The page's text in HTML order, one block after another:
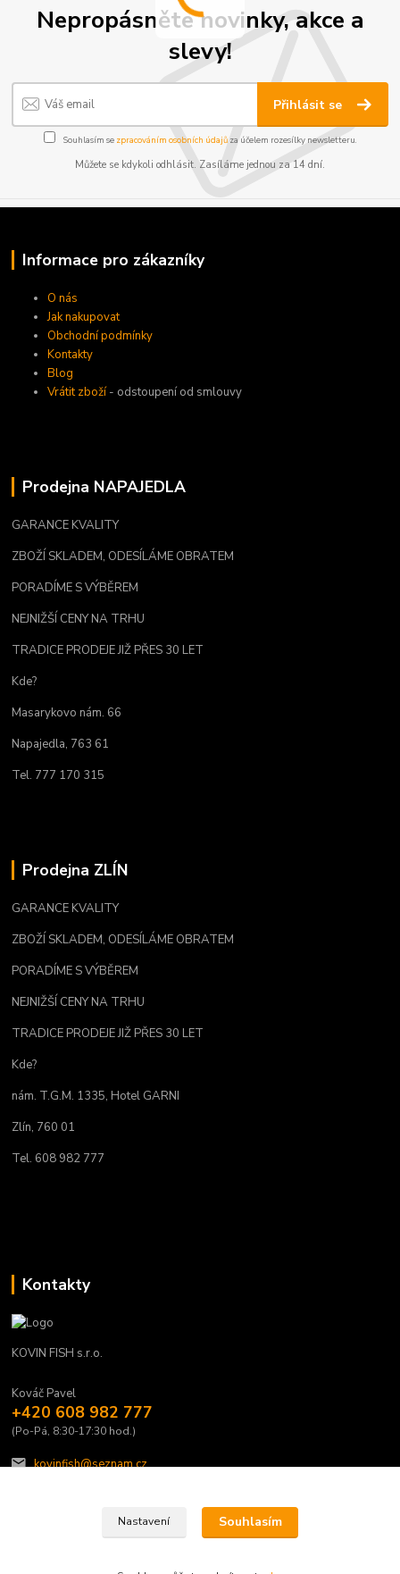
Nepropásněte novinky, akce a
slevy!
Přihlásit se
Souhlasím se zpracováním osobních údajůza účelem rozesílky newsletteru.
Můžete se kdykoli odhlásit. Zasíláme jednou za 14 dní.
Informace pro zákazníky
O nás
Jak nakupovat
Obchodní podmínky
Kontakty
Blog
Vrátit zboží- odstoupení od smlouvy
Prodejna NAPAJEDLA
GARANCE KVALITY
ZBOŽÍ SKLADEM, ODESÍLÁME OBRATEM
PORADÍME S VÝBĚREM
NEJNIŽŠÍ CENY NA TRHU
TRADICE PRODEJE JIŽ PŘES 30 LET
Kde?
Masarykovo nám. 66
Napajedla, 763 61
Tel. 777 170 315
Prodejna ZLÍN
GARANCE KVALITY
ZBOŽÍ SKLADEM, ODESÍLÁME OBRATEM
PORADÍME S VÝBĚREM
NEJNIŽŠÍ CENY NA TRHU
TRADICE PRODEJE JIŽ PŘES 30 LET
Kde?
nám. T.G.M. 1335, Hotel GARNI
Zlín, 760 01
Tel. 608 982 777
Kontakty
KOVIN FISH s.r.o.
Kováč Pavel
+420 608 982 777
(Po-Pá, 8:30-17:30 hod.)
kovinfish@seznam.cz
Nastavení Souhlasím